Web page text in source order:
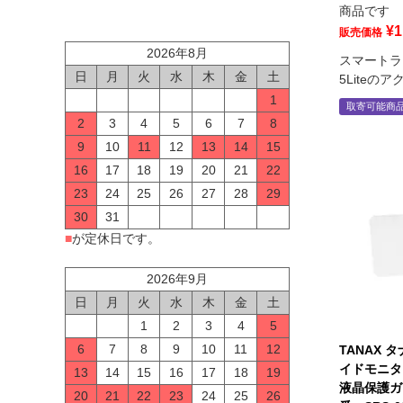
2026年8月
日
月 火 水 木 金
土
1
2
3 4 5 6 7
8
9
10 11 12 13 14
15
16
17 18 19 20 21
22
23
24 25 26 27 28
29
30
31
■が定休日です。
2026年9月
日
月 火 水 木 金
土
1
2 3 4
5
6
7 8 9 10 11
12
13
14 15 16 17 18
19
20
21 22 23 24 25 26
商品です
販売価格 ¥
スマート
5Liteのア
取寄可能商
TANAX タ
イドモニ
液晶保護